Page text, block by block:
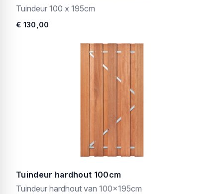
Tuindeur 100 x 195cm
€ 130,00
Tuindeur hardhout 100cm
Tuindeur hardhout van 100x195cm